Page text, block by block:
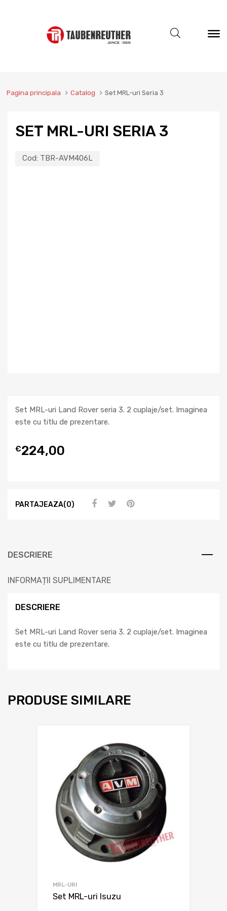
Pagina principala Catalog Set MRL-uri Seria 3
SET MRL-URI SERIA 3
Cod: TBR-AVM406L
Set MRL-uri Land Rover seria 3. 2 cuplaje/set. Imaginea
este cu titlu de prezentare.
€224,00
PARTAJEAZA(0)
DESCRIERE
INFORMAȚII SUPLIMENTARE
DESCRIERE
Set MRL-uri Land Rover seria 3. 2 cuplaje/set. Imaginea
este cu titlu de prezentare.
PRODUSE SIMILARE
MRL-URI
Set MRL-uri Isuzu